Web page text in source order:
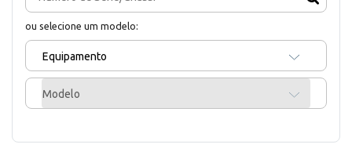
ou selecione um modelo:
Equipamento
Modelo